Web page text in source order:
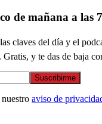
de mañana a las
claves del día y el
Gratis, y te das de baja
Suscribirme
aviso de